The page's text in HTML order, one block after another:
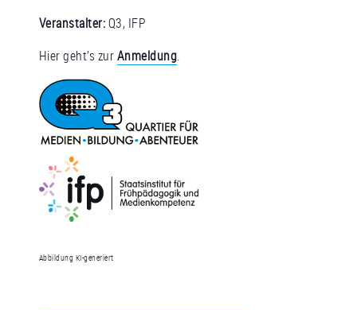
Veranstalter:Q3, IFP
Hier geht’s zurAnmeldung.
Abbildung KI-generiert